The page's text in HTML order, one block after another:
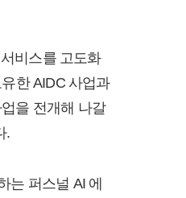
비스를 고도화
한 AIDC 사업과
을 전개해 나갈
.
는 퍼스널 AI 에